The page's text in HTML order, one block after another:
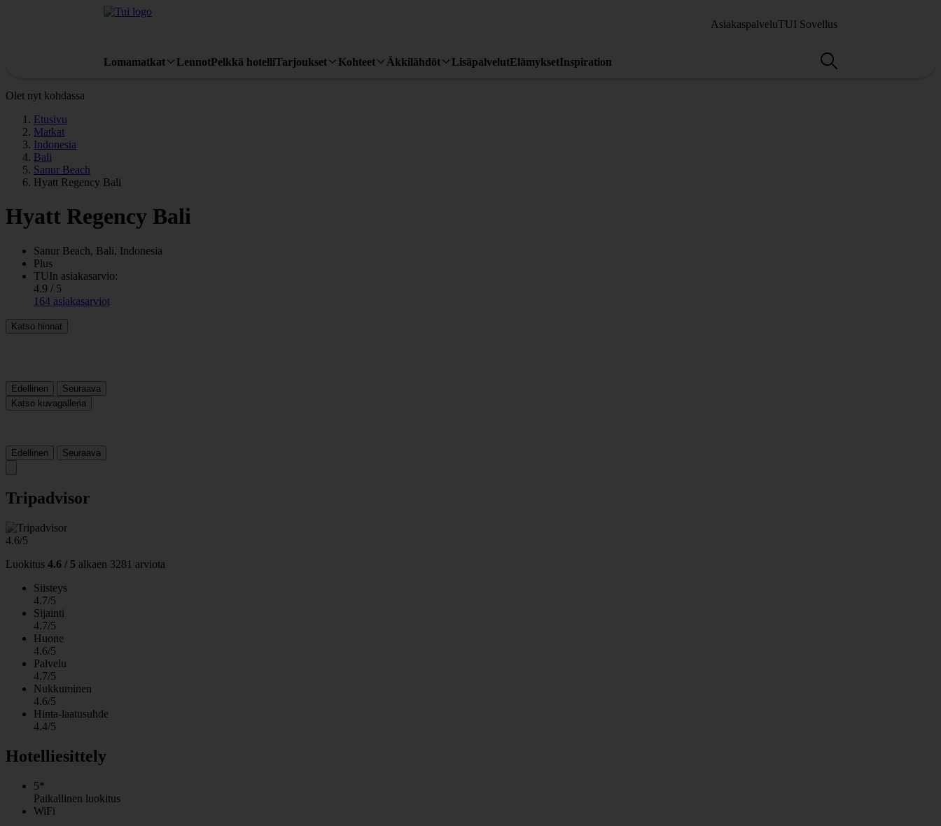
AsiakaspalveluTUI Sovellus
Lomamatkat LennotPelkkä hotelliTarjoukset Kohteet Äkkilähdöt LisäpalvelutElämyksetInspiration
Olet nyt kohdassa
Etusivu
Matkat
Indonesia
Bali
Sanur Beach
Hyatt Regency Bali
Hyatt Regency Bali
Sanur Beach, Bali, Indonesia
Plus
TUIn asiakasarvio:
4.9 / 5
164 asiakasarviot
Katso hinnat
Edellinen
Seuraava
Katso kuvagalleria
Edellinen Seuraava
Tripadvisor
4.6/5
Luokitus 4.6 / 5 alkaen 3281 arviota
Siisteys
4.7/5
Sijainti
4.7/5
Huone
4.6/5
Palvelu
4.7/5
Nukkuminen
4.6/5
Hinta-laatusuhde
4.4/5
Hotelliesittely
5*
Paikallinen luokitus
WiFi